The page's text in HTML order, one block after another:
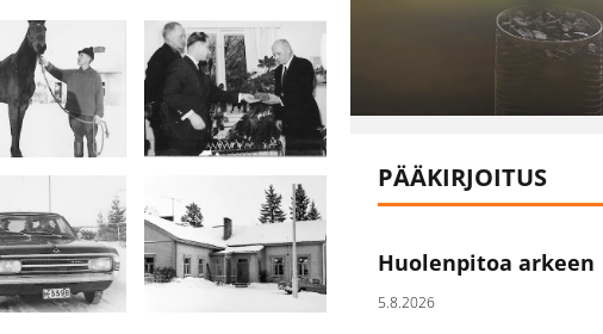
PÄÄKIRJOITUS
Huolenpitoa arkeen
5.8.2026